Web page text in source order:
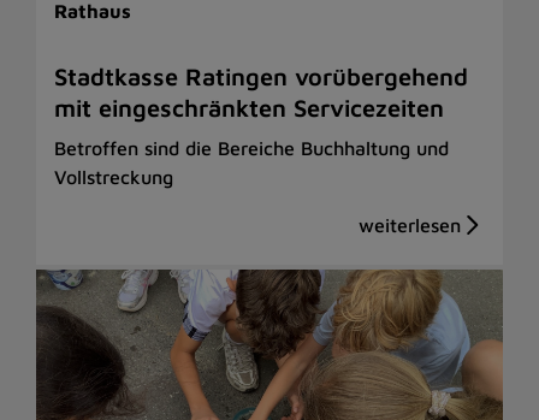
Rathaus
Stadtkasse Ratingen vorübergehend
mit eingeschränkten Servicezeiten
Betroffen sind die Bereiche Buchhaltung und
Vollstreckung